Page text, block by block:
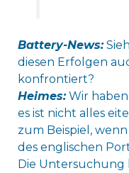
Battery-News:
diesen Erfolgen
konfrontiert?
Heimes:Wir
es ist nicht alles
zum Beispiel,
des englischen
Die Untersuchung